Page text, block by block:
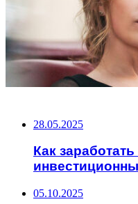
28.05.2025
Как
05.10.2025